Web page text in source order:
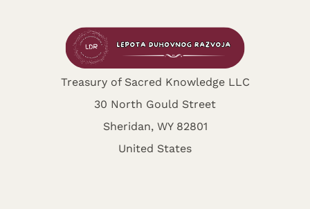
Treasury of Sacred Knowledge LLC
30 North Gould Street
Sheridan, WY 82801
United States